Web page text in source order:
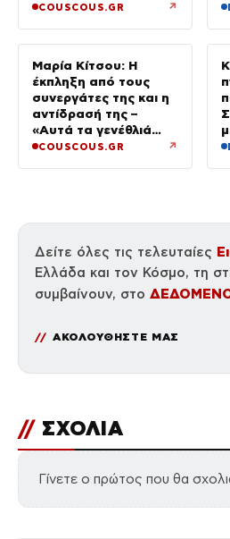
COUSCOUS.GR ↗
Μαρία Κίτσου: Η
έκπληξη από τους
συνεργάτες της και η
αντίδρασή της –
«Αυτά τα γενέθλιά
ήταν ξεχωριστά»
COUSCOUS.GR ↗
Δείτε όλες τις τελευταίες
Ελλάδα και τον Κόσμο, τη
συμβαίνουν, στο
ΑΚΟΛΟΥΘΗΣΤΕ ΜΑΣ
// ΣΧΟΛΙΑ
Γίνετε ο πρώτος που θα